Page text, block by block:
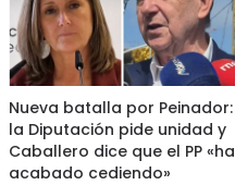
Nueva batalla por Peinador:
la Diputación pide unidad y
Caballero dice que el PP «ha
acabado cediendo»